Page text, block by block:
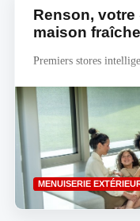
Renson, votre
maison fraîche
Premiers stores
MENUISERIE